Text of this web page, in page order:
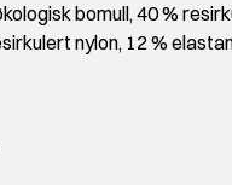
bomull, 40 %
nylon, 12 %